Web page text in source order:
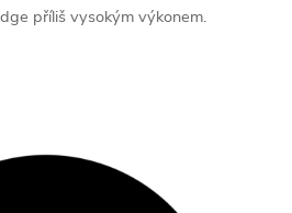
příliš vysokým výkonem.